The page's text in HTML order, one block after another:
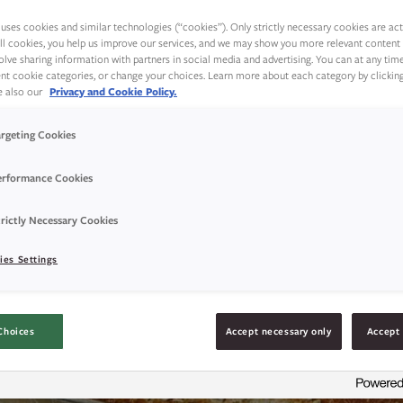
med noen skiver brød til matpakken
cookies and similar technologies (“cookies”). Only strictly necessary cookies are
cookies, you help us improve our services, and we may show you more relevant content
sharing information with partners in social media and advertising. You can at any
cookie categories, or change your choices. Learn more about each category by
also our Privacy and Cookie Policy.
Cookies
Cookies
Necessary Cookies
Settings
Accept necessary only